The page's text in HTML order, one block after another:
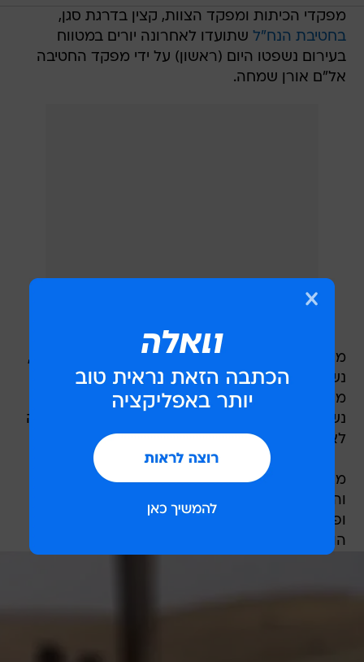
מפקדי הכיתות ומפקד הצוות, קצין בדרגת סגן,
בחטיבת הנח"ל שתועדו לאחרונה יורים במטווח
בעירום נשפטו היום (ראשון) על ידי מפקד החטיבה
אל"ם אורן שמחה.
מפקד הצוות, שניהל את המטווח ותיעד את האירוע,
נשפט ל-21 ימי מחבוש והמשך שירותו ייבחן על ידי
מפקד האוגדה. שני מפקדי הכיתות שתועדו באירוע
נשפטו גם הם ל-21 ימי מחבוש וירדו משירות לוחמה
לארבעה חודשים.
מצה"ל נמסר כי מתחקיר האירוע עלה כי "הלוחמים
והקצין פעלו בניגוד למצופה מלוחמי וקציני צה"ל
ופגעו פגיעה קשה בתרבות הצבאית. בהתאם לכך,
הוחלט על מספר צעדים פיקודיים".